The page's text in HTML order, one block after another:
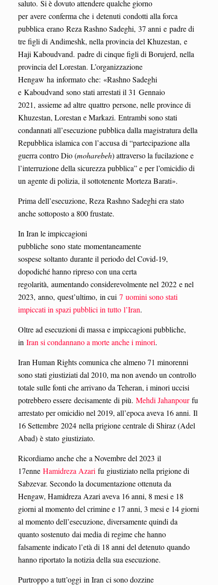
saluto. Si è dovuto attendere qualche giorno
per avere conferma che i detenuti condotti alla forca
pubblica erano Reza Rashno Sadeghi, 37 anni e padre di
tre figli di Andimeshk, nella provincia del Khuzestan, e
Haji Kaboudvand. padre di cinque figli di Borujerd, nella
provincia del Lorestan. L’organizzazione
Hengaw ha informato che: «Rashno Sadeghi
e Kaboudvand sono stati arrestati il 31 Gennaio
2021, assieme ad altre quattro persone, nelle province di
Khuzestan, Lorestan e Markazi. Entrambi sono stati
condannati all’esecuzione pubblica dalla magistratura della
Repubblica islamica con l’accusa di “partecipazione alla
guerra contro Dio (moharebeh) attraverso la fucilazione e
l’interruzione della sicurezza pubblica” e per l’omicidio di
un agente di polizia, il sottotenente Morteza Barati».
Prima dell’esecuzione, Reza Rashno Sadeghi era stato
anche sottoposto a 800 frustate.
In Iran le impiccagioni
pubbliche sono state momentaneamente
sospese soltanto durante il periodo del Covid-19,
dopodiché hanno ripreso con una certa
regolarità, aumentando considerevolmente nel 2022 e nel
2023, anno, quest’ultimo, in cui 7 uomini sono stati
impiccati in spazi pubblici in tutto l’Iran.
Oltre ad esecuzioni di massa e impiccagioni pubbliche,
in Iran si condannano a morte anche i minori.
Iran Human Rights comunica che almeno 71 minorenni
sono stati giustiziati dal 2010, ma non avendo un controllo
totale sulle fonti che arrivano da Teheran, i minori uccisi
potrebbero essere decisamente di più. Mehdi Jahanpourfu
arrestato per omicidio nel 2019, all’epoca aveva 16 anni. Il
16 Settembre 2024 nella prigione centrale di Shiraz (Adel
Abad) è stato giustiziato.
Ricordiamo anche che a Novembre del 2023 il
17enne Hamidreza Azari fu giustiziato nella prigione di
Sabzevar. Secondo la documentazione ottenuta da
Hengaw, Hamidreza Azari aveva 16 anni, 8 mesi e 18
giorni al momento del crimine e 17 anni, 3 mesi e 14 giorni
al momento dell’esecuzione, diversamente quindi da
quanto sostenuto dai media di regime che hanno
falsamente indicato l’età di 18 anni del detenuto quando
hanno riportato la notizia della sua esecuzione.
Purtroppo a tutt’oggi in Iran ci sono dozzine